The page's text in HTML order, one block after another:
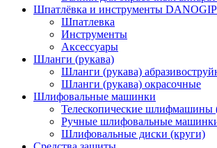
Шпатлёвка и инструменты
Шпатлевка
Инструменты
Аксессуары
Шланги (рукава)
Шланги (рукава)
Шланги (рукава) окрасочные
Шлифовальные машинки
Телескопические
Ручные шлифовальные
Шлифовальные диски (круги)